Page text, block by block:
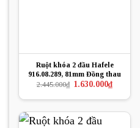
Ruột khóa 2 đầu Hafele
916.08.289, 81mm Đồng thau
2.445.000₫ Giá
là:
1.630.000₫Giá
hiện
tại